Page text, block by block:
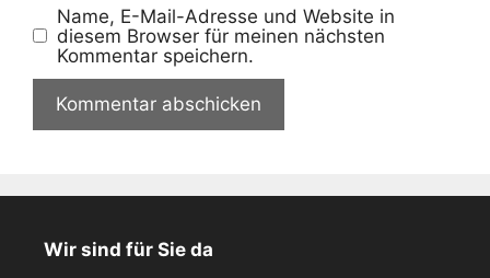
Name, E-Mail-Adresse und Website in
diesem Browser für meinen nächsten
Kommentar speichern.
Wir sind für Sie da